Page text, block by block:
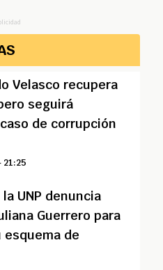
Velasco recupera
seguirá
de corrupción
UNP denuncia
Guerrero para
de